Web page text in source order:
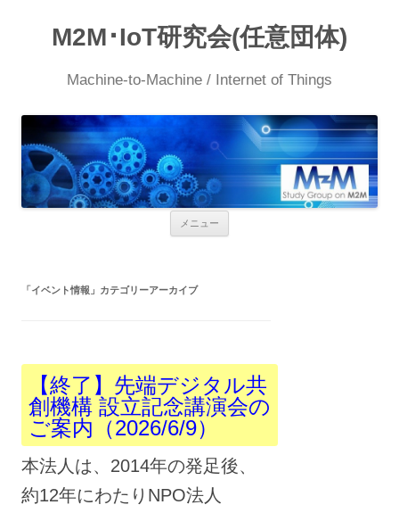
M2M･IoT研究会(任意団体)
Machine-to-Machine / Internet of Things
メニュー
「イベント情報 」カテゴリーアーカイブ
【終了】先端デジタル共
創機構 設立記念講演会の
ご案内（2026/6/9）
本法人は、2014年の発足後、
約12年にわたりNPO法人